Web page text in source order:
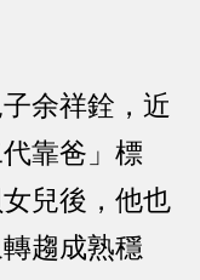
余祥銓，近
靠爸」標
兒後，他也
趨成熟穩